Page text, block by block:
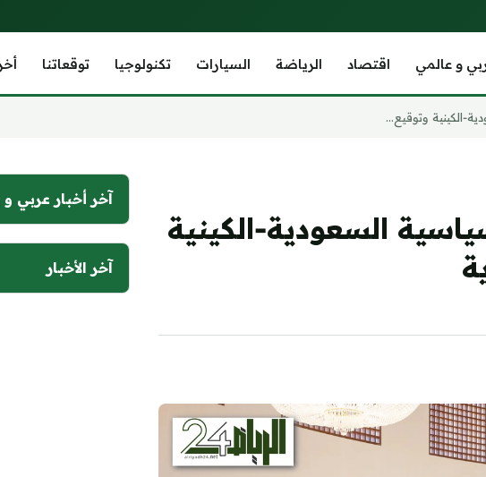
و عالمي اقتصاد الرياضة السيارات تكنولوجيا توقعاتنا
وتوقيع...
السعودية‑الكينية
آخر أخبار عربي
آخر الأخبار